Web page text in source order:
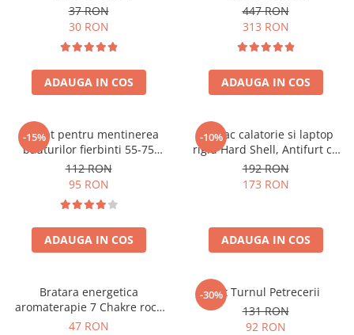
37 RON
30 RON
ADAUGA IN COS
447 RON
313 RON
ADAUGA IN COS
-15%
Aparat pentru mentinerea
bauturilor fierbinti 55-75
grade
112 RON
95 RON
ADAUGA IN COS
-10%
Rucsac calatorie si laptop
rigid Hard Shell, Antifurt cu
port USB, Waterproof,
44x30x17 cm,
192 RON
173 RON
ADAUGA IN COS
Bratara energetica
aromaterapie 7 Chakre roca
vulcanica
47 RON
-30%Set Turnul Petrecerii
131 RON
92 RON